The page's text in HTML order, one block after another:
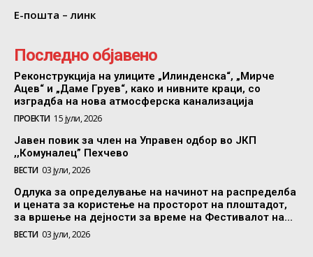
Е-пошта – линк
Последно објавено
Реконструкција на улиците „Илинденска“, „Мирче
Ацев“ и „Даме Груев“, како и нивните краци, со
изградба на нова атмосферска канализација
ПРОЕКТИ 15 јули, 2026
Јавен повик за член на Управен одбор во ЈКП
,,Комуналец” Пехчево
ВЕСТИ 03 јули, 2026
Одлука за определување на начинот на распределба
и цената за користење на просторот на плоштадот,
за вршење на дејности за време на Фестивалот на...
ВЕСТИ 03 јули, 2026